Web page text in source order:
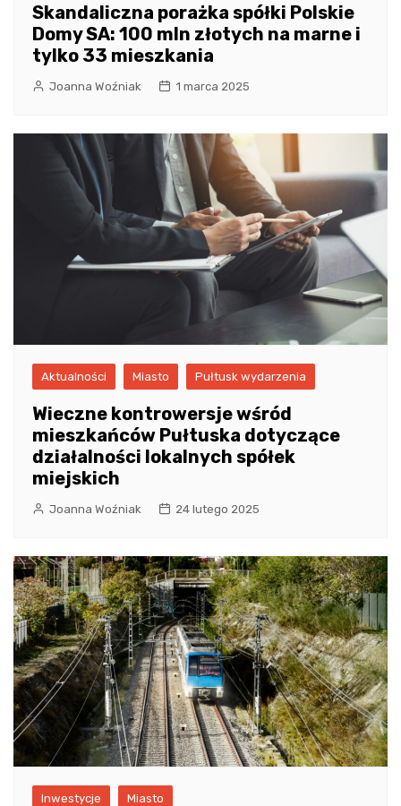
Skandaliczna porażka spółki Polskie
Domy SA: 100 mln złotych na marne i
tylko 33 mieszkania
Joanna Woźniak 1 marca 2025
Aktualności Miasto Pułtusk wydarzenia
Wieczne kontrowersje wśród
mieszkańców Pułtuska dotyczące
działalności lokalnych spółek
miejskich
Joanna Woźniak 24 lutego 2025
Inwestycje Miasto